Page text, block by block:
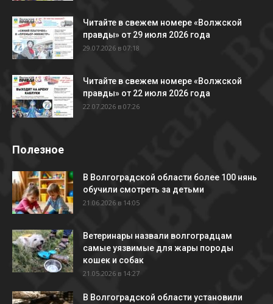
Читайте в свежем номере «Волжской
правды» от 29 июля 2026 года
29.07.2026 в 07:18
Читайте в свежем номере «Волжской
правды» от 22 июля 2026 года
22.07.2026 в 07:26
Полезное
В Волгоградской области более 100 нянь
обучили смотреть за детьми
21.06.2026 в 14:05
Ветеринары назвали волгоградцам
самые уязвимые для жары породы
кошек и собак
21.05.2026 в 14:27
В Волгоградской области установили